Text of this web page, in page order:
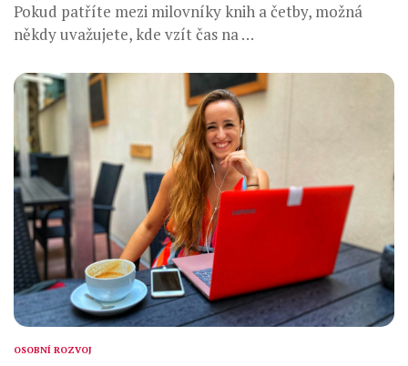
Pokud patříte mezi milovníky knih a četby, možná
někdy uvažujete, kde vzít čas na …
OSOBNÍ ROZVOJ